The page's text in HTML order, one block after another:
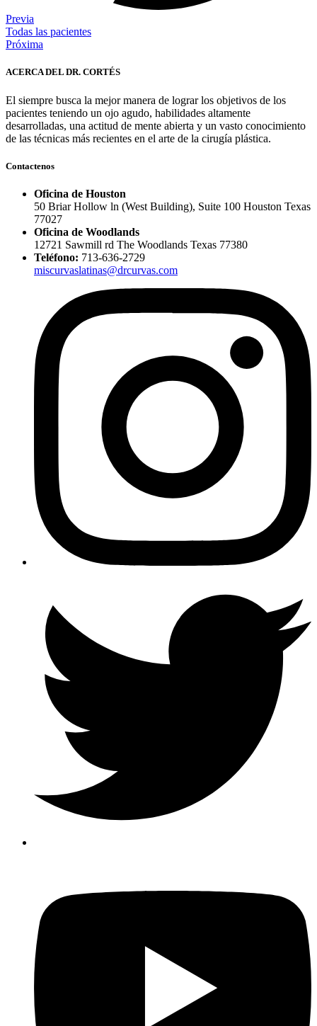
Previa
Todas las pacientes
Próxima
ACERCA DEL DR. CORTÉS
El siempre busca la mejor manera de lograr los objetivos de los
pacientes teniendo un ojo agudo, habilidades altamente
desarrolladas, una actitud de mente abierta y un vasto conocimiento
de las técnicas más recientes en el arte de la cirugía plástica.
Contactenos
Oficina de Houston
50 Briar Hollow ln (West Building), Suite 100 Houston Texas
77027
Oficina de Woodlands
12721 Sawmill rd The Woodlands Texas 77380
Teléfono: 713-636-2729
miscurvaslatinas@drcurvas.com